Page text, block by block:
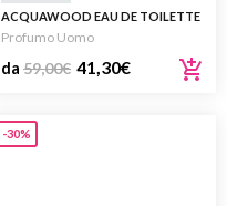
ACQUAWOOD EAU DE TOILETTE
Profumo Uomo
da 59,00€ 41,30€
-30%